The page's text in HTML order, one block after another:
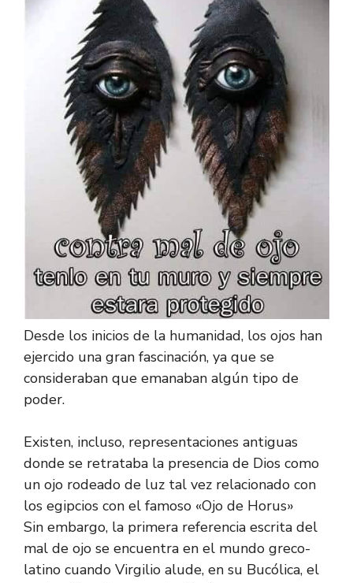
Desde los inicios de la humanidad, los ojos han
ejercido una gran fascinación, ya que se
consideraban que emanaban algún tipo de
poder.
Existen, incluso, representaciones antiguas
donde se retrataba la presencia de Dios como
un ojo rodeado de luz tal vez relacionado con
los egipcios con el famoso «Ojo de Horus»
Sin embargo, la primera referencia escrita del
mal de ojo se encuentra en el mundo greco-
latino cuando Virgilio alude, en su Bucólica, el